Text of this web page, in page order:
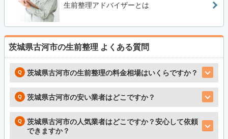
生前整理アドバイザーとは
茨城県古河市の生前整理 よくある質問
茨城県古河市の生前整理の料金相場はいくらですか？
茨城県古河市の安い業者はどこですか？
茨城県古河市の人気業者はどこですか？安心して依頼
できますか？